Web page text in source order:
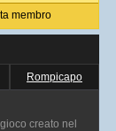
membro
Rompicapo
creato nel